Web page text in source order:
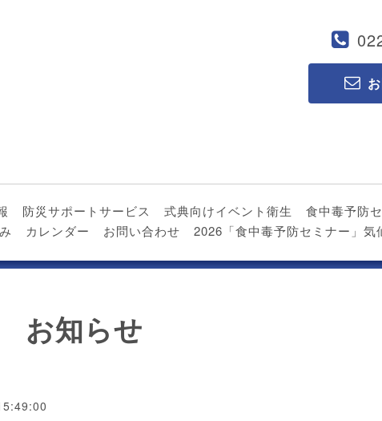
防災サポートサービス 式典向けイベント衛生
食中毒予防
カレンダー お問い合わせ 2026「食中毒予防セミナー」気
お知らせ